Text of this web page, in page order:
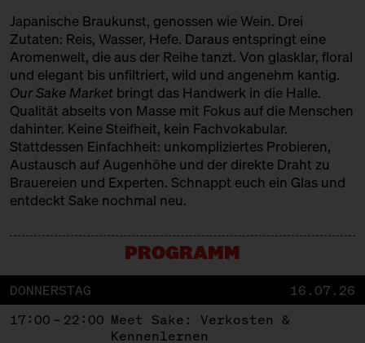
Japanische Braukunst, genossen wie Wein. Drei
Zutaten: Reis, Wasser, Hefe. Daraus entspringt eine
Aromenwelt, die aus der Reihe tanzt. Von glasklar, floral
und elegant bis unfiltriert, wild und angenehm kantig.
Our Sake Market bringt das Handwerk in die Halle.
Qualität abseits von Masse mit Fokus auf die Menschen
dahinter. Keine Steifheit, kein Fachvokabular.
Stattdessen Einfachheit: unkompliziertes Probieren,
Austausch auf Augenhöhe und der direkte Draht zu
Brauereien und Experten. Schnappt euch ein Glas und
entdeckt Sake nochmal neu.
PROGRAMM
DONNERSTAG
16.07.26
17:00 – 22:00 Meet Sake: Verkosten &
Kennenlernen